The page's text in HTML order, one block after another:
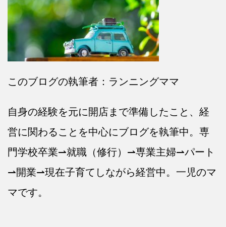
このブログの執筆者：ランニングママ
自身の経験を元に開店まで準備したこと、経
営に関わることを中心にブログを執筆中。専
門学校卒業⇀就職（修行）⇀専業主婦⇀パート
⇀開業⇀現在子育てしながら経営中。一児のマ
マです。